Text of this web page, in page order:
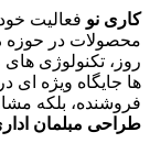
کاری نو فعالیت
محصولات در حوزه
روز، تکنولوژی
ها جایگاه ویژه ای
فروشنده، بلکه
طراحی مبلمان